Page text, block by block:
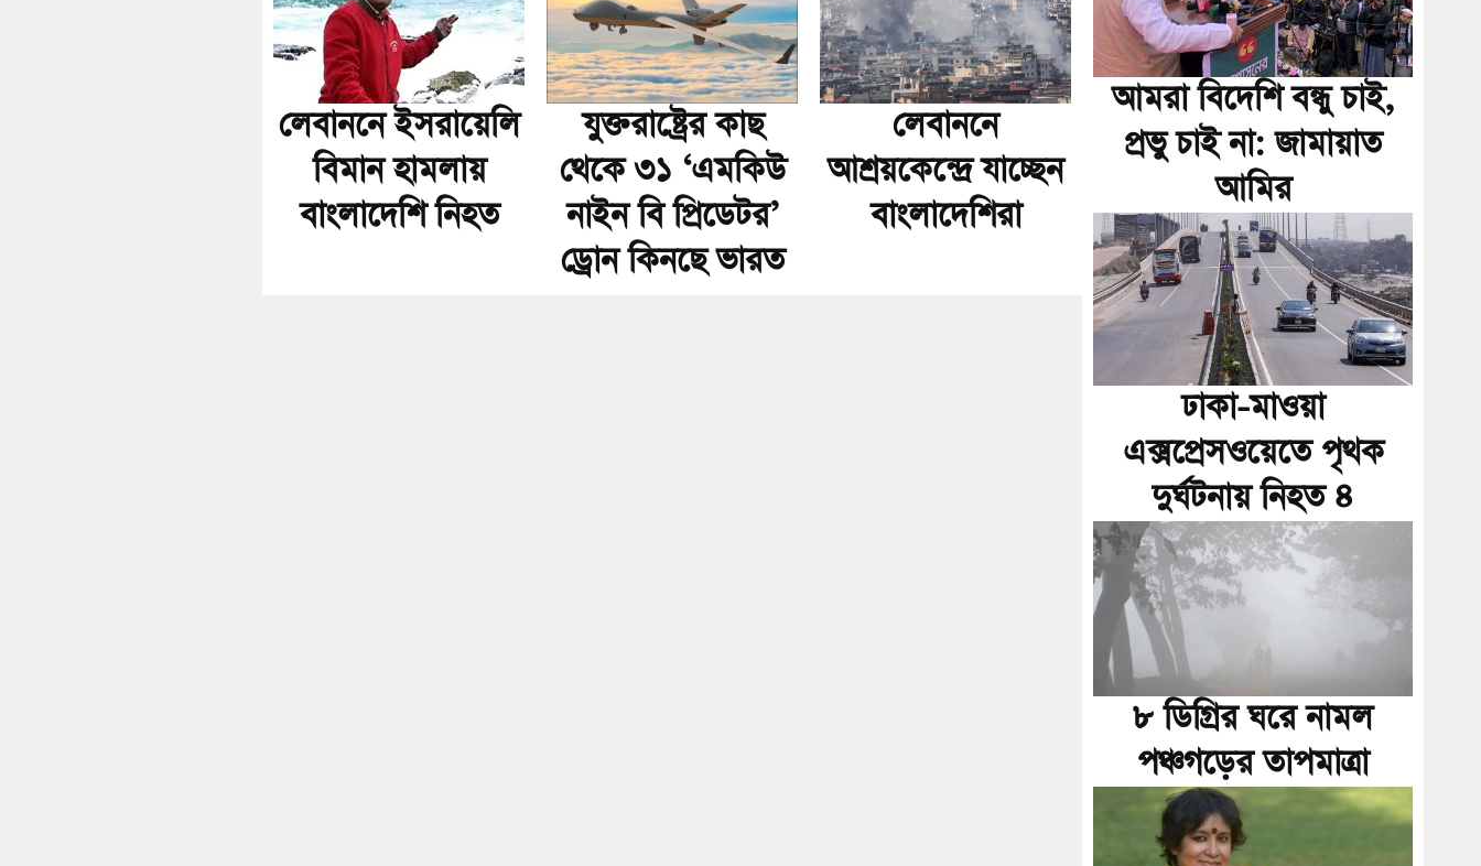
লেবাননে ইসরায়েলি
বিমান হামলায়
বাংলাদেশি নিহত
যুক্তরাষ্ট্রের কাছ
থেকে ৩১ ‘এমকিউ
নাইন বি প্রিডেটর’
ড্রোন কিনছে ভারত
লেবাননে
আশ্রয়কেন্দ্রে যাচ্ছেন
বাংলাদে‌শিরা
আমরা বিদেশি বন্ধু চাই,
প্রভু চাই না: জামায়াত
আমির
ঢাকা-মাওয়া
এক্সপ্রেসওয়েতে পৃথক
দুর্ঘটনায় নিহত ৪
৮ ডিগ্রির ঘরে নামল
পঞ্চগড়ের তাপমাত্রা